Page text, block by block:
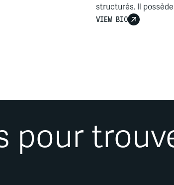
structurés. Il possède
d'outils technologiques
VIEW BIO